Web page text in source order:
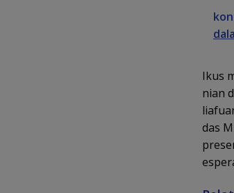
Ikus
nian
das